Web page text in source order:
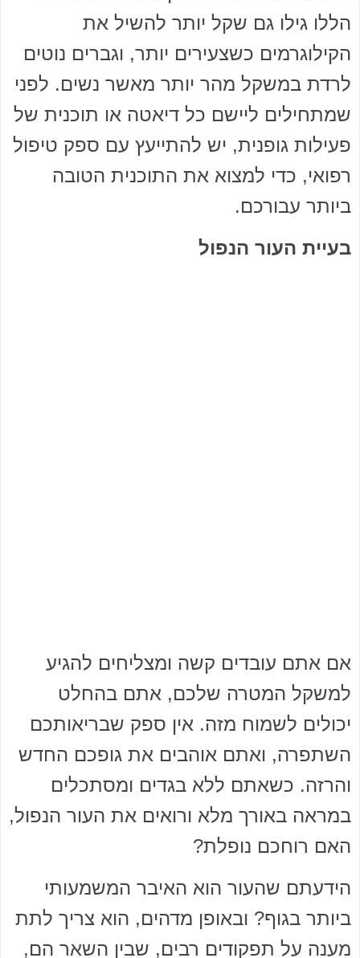
הללו גילו גם שקל יותר להשיל את
הקילוגרמים כשצעירים יותר, וגברים נוטים
לרדת במשקל מהר יותר מאשר נשים. לפני
שמתחילים ליישם כל דיאטה או תוכנית של
פעילות גופנית, יש להתייעץ עם ספק טיפול
רפואי, כדי למצוא את התוכנית הטובה
ביותר עבורכם.
בעיית העור הנפול
אם אתם עובדים קשה ומצליחים להגיע
למשקל המטרה שלכם, אתם בהחלט
יכולים לשמוח מזה. אין ספק שבריאותכם
השתפרה, ואתם אוהבים את גופכם החדש
והרזה. כשאתם ללא בגדים ומסתכלים
במראה באורך מלא ורואים את העור הנפול,
האם רוחכם נופלת?
הידעתם שהעור הוא האיבר המשמעותי
ביותר בגוף? ובאופן מדהים, הוא צריך לתת
מענה על תפקודים רבים, שבין השאר הם,